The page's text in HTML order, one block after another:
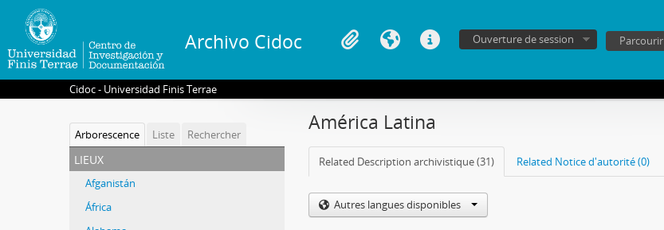
Archivo Cidoc Ouverture de session Parcourir
Cidoc - Universidad Finis Terrae
Arborescence Liste Rechercher
lieux
Afganistán
África
América Latina
Related Description archivistique (31) Related Notice d'autorité (0)
Autres langues disponibles